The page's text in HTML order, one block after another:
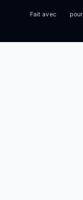
Fait avec